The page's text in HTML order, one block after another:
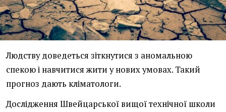
Людству доведеться зіткнутися з аномальною
спекою і навчитися жити у нових умовах. Такий
прогноз дають кліматологи.
Дослідження Швейцарської вищої технічної школи